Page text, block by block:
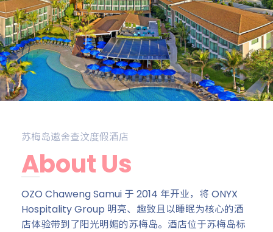
苏梅岛遨舍查汶度假酒店
About Us
OZO Chaweng Samui 于 2014 年开业，将 ONYX
Hospitality Group 明亮、趣致且以睡眠为核心的酒
店体验带到了阳光明媚的苏梅岛。酒店位于苏梅岛标